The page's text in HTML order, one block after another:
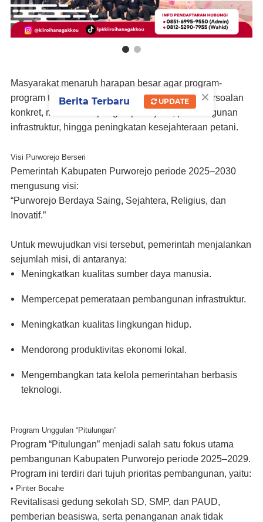
Masyarakat menaruh harapan besar agar program-
program tersebut mampu menjawab berbagai persoalan
konkret, mulai dari lapangan pekerjaan, pembangunan
infrastruktur, hingga peningkatan kesejahteraan petani.
Visi Purworejo Berseri
Pemerintah Kabupaten Purworejo periode 2025–2030
mengusung visi:
“Purworejo Berdaya Saing, Sejahtera, Religius, dan
Inovatif.”
Untuk mewujudkan visi tersebut, pemerintah menjalankan
sejumlah misi, di antaranya:
Meningkatkan kualitas sumber daya manusia.
Mempercepat pemerataan pembangunan infrastruktur.
Meningkatkan kualitas lingkungan hidup.
Mendorong produktivitas ekonomi lokal.
Mengembangkan tata kelola pemerintahan berbasis
teknologi.
Program Unggulan “Pitulungan”
Program “Pitulungan” menjadi salah satu fokus utama
pembangunan Kabupaten Purworejo periode 2025–2029.
Program ini terdiri dari tujuh prioritas pembangunan, yaitu:
• Pinter Bocahe
Revitalisasi gedung sekolah SD, SMP, dan PAUD,
pemberian beasiswa, serta penanganan anak tidak
×
Berita Terbaru UPDATE